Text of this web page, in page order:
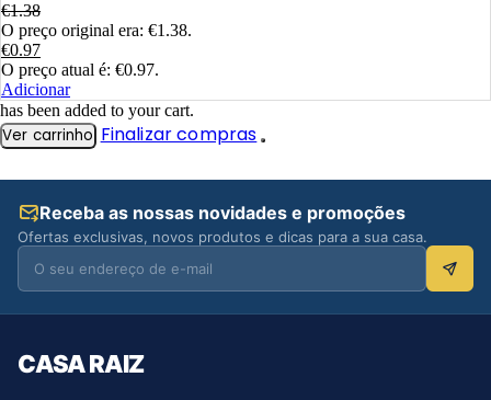
€1.38
O preço original era: €1.38.
€0.97
O preço atual é: €0.97.
Adicionar
has been added to your cart.
Ver carrinho Finalizar compras
Receba as nossas novidades e promoções
Ofertas exclusivas, novos produtos e dicas para a sua casa.
CASA RAIZ